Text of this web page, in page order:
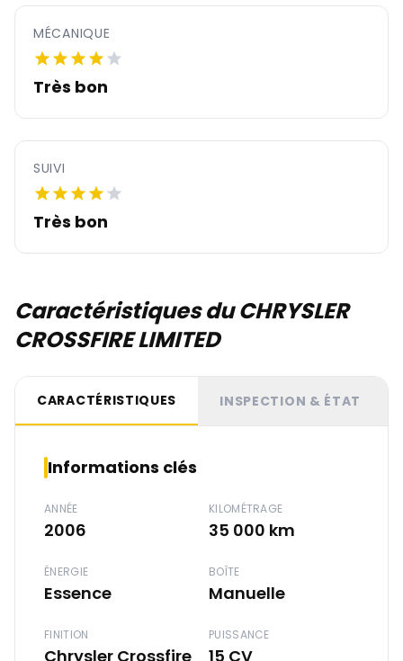
MÉCANIQUE
Très bon
SUIVI
Très bon
Caractéristiques du CHRYSLER
CROSSFIRE LIMITED
CARACTÉRISTIQUES INSPECTION & ÉTAT
Informations clés
ANNÉE
2006
KILOMÉTRAGE
35 000 km
ÉNERGIE
Essence
BOÎTE
Manuelle
FINITION
Chrysler Crossfire
PUISSANCE
15 CV